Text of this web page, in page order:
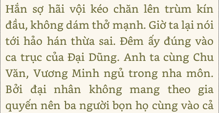
Hắn sợ hãi vội kéo chăn lên trùm kín
đầu, không dám thở mạnh. Giờ ta lại nói
tới hảo hán thừa sai. Đêm ấy đúng vào
ca trục của Đại Dũng. Anh ta cùng Chu
Văn, Vương Minh ngủ trong nha môn.
Bởi đại nhân không mang theo gia
quyến nên ba người bọn họ cùng vào cả